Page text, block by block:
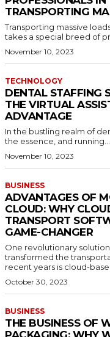
TRANSPORTING
Transporting massive
takes a special breed of
November 10, 2023
TECHNOLOGY
DENTAL STAFFING
THE VIRTUAL
ADVANTAGE
In the bustling realm of
the essence, and running...
November 10, 2023
BUSINESS
ADVANTAGES OF
CLOUD: WHY
TRANSPORT
GAME-CHANGER
One revolutionary
transformed the
recent years is cloud-
October 30, 2023
BUSINESS
THE BUSINESS OF
PACKAGING: WHY